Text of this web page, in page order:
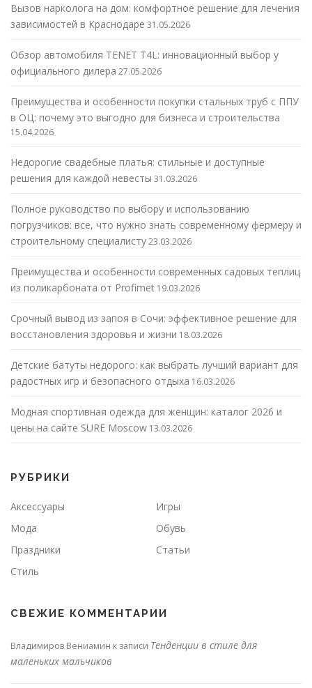
Вызов нарколога на дом: комфортное решение для лечения
зависимостей в Краснодаре 31.05.2026
Обзор автомобиля TENET T4L: инновационный выбор у
официального дилера 27.05.2026
Преимущества и особенности покупки стальных труб с ППУ
в ОЦ: почему это выгодно для бизнеса и строительства
15.04.2026
Недорогие свадебные платья: стильные и доступные
решения для каждой невесты 31.03.2026
Полное руководство по выбору и использованию
погрузчиков: все, что нужно знать современному фермеру и
строительному специалисту23.03.2026
Преимущества и особенности современных садовых теплиц
из поликарбоната от Profimet 19.03.2026
Срочный вывод из запоя в Сочи: эффективное решение для
восстановления здоровья и жизни 18.03.2026
Детские батуты недорого: как выбрать лучший вариант для
радостных игр и безопасного отдыха 16.03.2026
Модная спортивная одежда для женщин: каталог 2026 и
цены на сайте SURE Moscow 13.03.2026
РУБРИКИ
Аксессуары
Игры
Мода
Обувь
Праздники
Статьи
Стиль
СВЕЖИЕ КОММЕНТАРИИ
Владимиров Вениамин к записи Тенденции в стиле для
маленьких мальчиков